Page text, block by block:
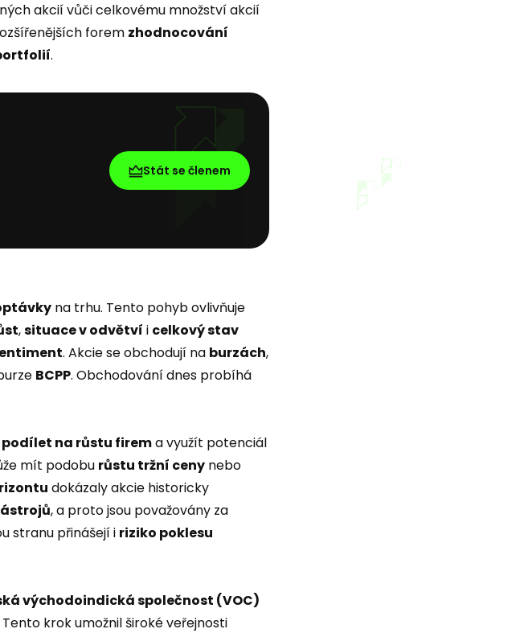
akcií vůči celkovému množství akcií
forem zhodnocování
.
Stát se členem
na trhu. Tento pohyb ovlivňuje
,situace v odvětví i celkový stav
. Akcie se obchodují na burzách,
BCPP. Obchodování dnes probíhá
podílet na růstu firema využít potenciál
mít podobu růstu tržní ceny nebo
dokázaly akcie historicky
, a proto jsou považovány za
stranu přinášejí i riziko poklesu
východoindická společnost (VOC)
Tento krok umožnil široké veřejnosti